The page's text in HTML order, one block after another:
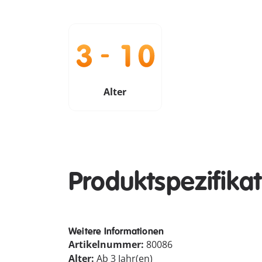
Alter
Weitere Informationen
Artikelnummer: 80086
Alter: Ab 3 Jahr(en)